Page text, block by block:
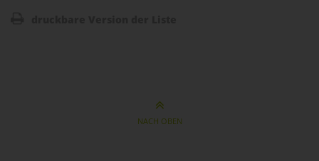
NACH OBEN